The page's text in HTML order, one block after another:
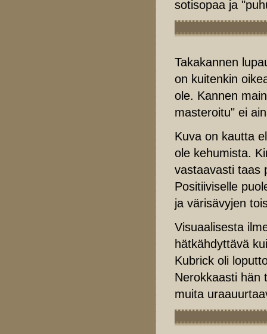
sotisopaa ja
Takakannen
on kuitenkin
ole. Kannen
masteroitu" ei
Kuva on kautta
ole kehumista.
vastaavasti taas
Positiiviselle
ja värisävyjen
Visuaalisesta
hätkähdyttävä
Kubrick oli
Nerokkaasti hän
muita